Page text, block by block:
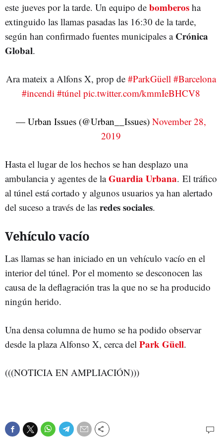
este jueves por la tarde. Un equipo de bomberos ha
extinguido las llamas pasadas las 16:30 de la tarde,
según han confirmado fuentes municipales a Crónica
Global.
Ara mateix a Alfons X, prop de #ParkGüell #Barcelona
#incendi #túnel pic.twitter.com/kmmIeBHCV8
— Urban Issues (@Urban__Issues) November 28,
2019
Hasta el lugar de los hechos se han desplazo una
ambulancia y agentes de laGuardia Urbana. El tráfico
al túnel está cortado y algunos usuarios ya han alertado
del suceso a través de las redes sociales.
Vehículo vacío
Las llamas se han iniciado en un vehículo vacío en el
interior del túnel. Por el momento se desconocen las
causa de la deflagración tras la que no se ha producido
ningún herido.
Una densa columna de humo se ha podido observar
desde la plaza Alfonso X, cerca del Park Güell.
(((NOTICIA EN AMPLIACIÓN)))